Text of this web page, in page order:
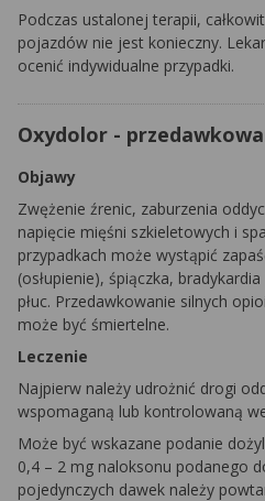
Podczas ustalonej terapii,
pojazdów nie jest konieczny.
ocenić indywidualne przypadki.
Oxydolor -
Objawy
Zwężenie źrenic, zaburzenia
napięcie mięśni szkieletowych i
przypadkach może wystąpić
(osłupienie), śpiączka,
płuc. Przedawkowanie silnych
może być śmiertelne.
Leczenie
Najpierw należy udrożnić drogi
wspomaganą lub kontrolowaną
Może być wskazane podanie
0,4 – 2 mg naloksonu podanego
pojedynczych dawek należy